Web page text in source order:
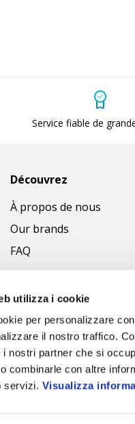
utilizza i cookie
per personalizzare
il nostro traffico.
nostri partner che si
combinarle con altre
servizi. Visualizza
Service fiable de
Découvrez
À propos de nous
Our brands
FAQ